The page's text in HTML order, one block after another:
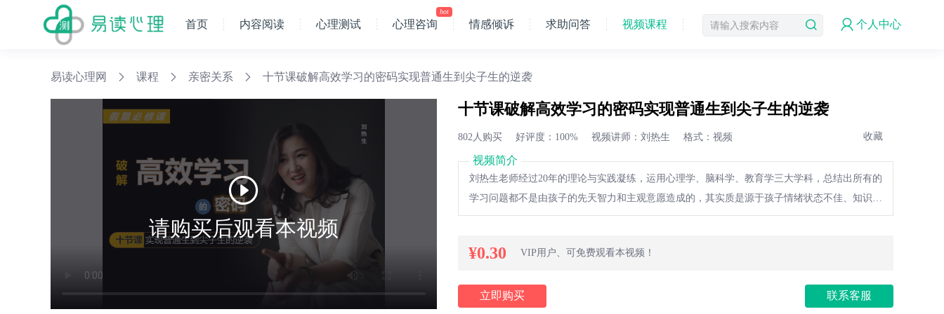
首页 内容阅读 心理测试 心理咨询
hot
情感倾诉 求助问答 视频课程 个人中心
易读心理网 课程 亲密关系 十节课破解高效学习的密码实现普通生到尖子生的逆袭
请购买后观看本视频
十节课破解高效学习的密码实现普通生到尖子生的逆袭
802人购买 好评度：100% 视频讲师：刘热生 格式：视频 收藏
视频简介
刘热生老师经过20年的理论与实践凝练，运用心理学、脑科学、教育学三大学科，总结出所有的
学习问题都不是由孩子的先天智力和主观意愿造成的，其实质是源于孩子情绪状态不佳、知识结
构不完整、没有良好的学习习惯、缺少思维加工的方法，以及缺乏自我管理和自我规划这五个维
¥0.30 VIP用户、可免费观看本视频！
立即购买 联系客服